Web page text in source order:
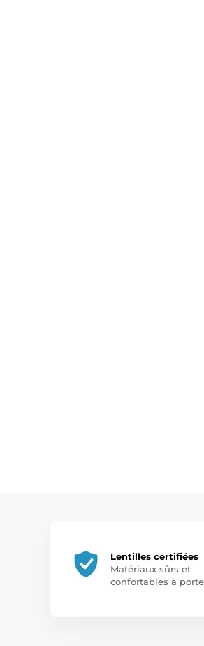
Lentilles certifiées
Matériaux sûrs et
confortables à